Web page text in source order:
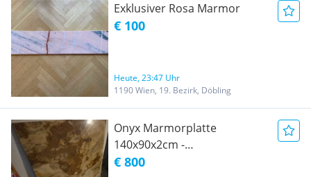
Exklusiver Rosa Marmor
€ 100
Heute, 23:47 Uhr
1190 Wien, 19. Bezirk, Döbling
Onyx Marmorplatte
140x90x2cm -
Hinterleuchtbar / Exklusives
€ 800